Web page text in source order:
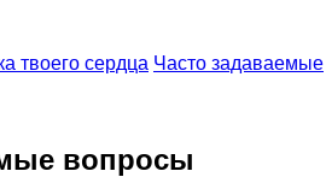
твоего сердца Часто задаваемые
вопросы